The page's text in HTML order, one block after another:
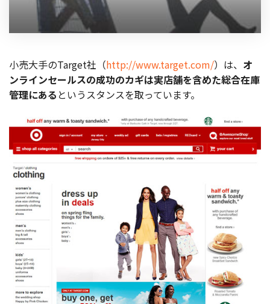
補助金活用支援
導入事例
お役立ち記事
03-6432-0346
お問い合わせ
小売大手のTarget社（http://www.target.com/）は、 オ
ンラインセールスの成功のカギは実店舗を含めた総合在庫
管理にある というスタンスを取っています。